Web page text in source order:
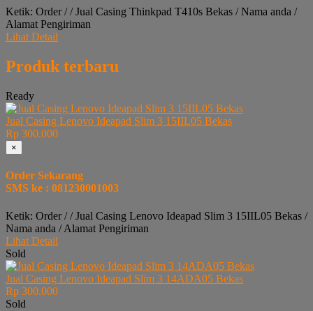
Ketik: Order / / Jual Casing Thinkpad T410s Bekas / Nama anda /
Alamat Pengiriman
Lihat Detail
Produk terbaru
Ready
Jual Casing Lenovo Ideapad Slim 3 15IIL05 Bekas
Rp 300.000
×
Order Sekarang
SMS ke : 081230001003
Ketik: Order / / Jual Casing Lenovo Ideapad Slim 3 15IIL05 Bekas /
Nama anda / Alamat Pengiriman
Lihat Detail
Sold
Jual Casing Lenovo Ideapad Slim 3 14ADA05 Bekas
Rp 300.000
Sold